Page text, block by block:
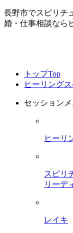
長野市でスピリチ
婚・仕事相談なら
トップTop
ヒーリング
セッション
ヒーリ
スピリ
リーデ
レイキ